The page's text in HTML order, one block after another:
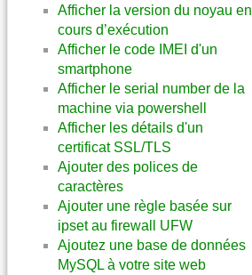
Afficher la version du noyau en
cours d’exécution
Afficher le code IMEI d'un
smartphone
Afficher le serial number de la
machine via powershell
Afficher les détails d'un
certificat SSL/TLS
Ajouter des polices de
caractères
Ajouter une règle basée sur
ipset au firewall UFW
Ajoutez une base de données
MySQL à votre site web